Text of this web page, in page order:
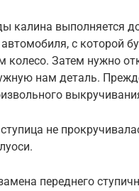
калина выполняется
с которой
Затем нужно
нам деталь.
не
переднего